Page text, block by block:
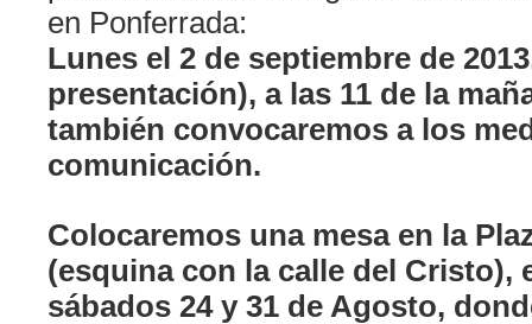
en Ponferrada:
Lunes el 2 de septiembre de
presentación), a las 11 de la
también convocaremos a los
comunicación.
Colocaremos una mesa en la
(esquina con la calle del Cristo),
sábados 24 y 31 de Agosto,